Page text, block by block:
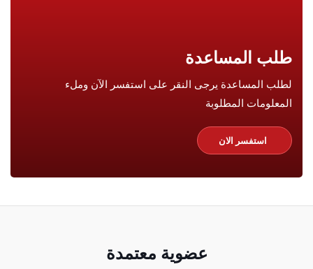
طلب المساعدة
لطلب المساعدة يرجى النقر على استفسر الآن وملء
المعلومات المطلوبة
استفسر الان
عضوية معتمدة